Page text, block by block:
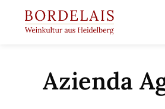
Azienda